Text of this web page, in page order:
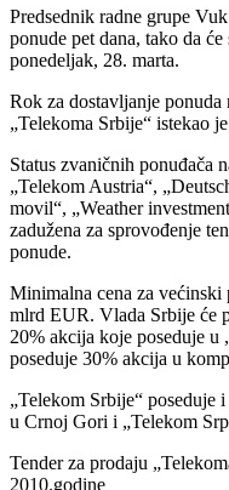
Predsednik radne grupe
ponude pet dana, tako da
ponedeljak, 28. marta.
Rok za dostavljanje ponuda
„Telekoma Srbije“ istekao
Status zvaničnih ponuđača
„Telekom Austria“,
movil“, „Weather
zadužena za sprovođenje
ponude.
Minimalna cena za većinski
mlrd EUR. Vlada Srbije će
20% akcija koje poseduje u
poseduje 30% akcija u
„Telekom Srbije“ poseduje
u Crnoj Gori i „Telekom
Tender za prodaju
2010.godine